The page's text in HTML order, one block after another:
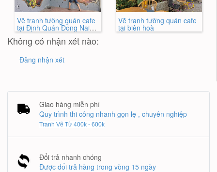
Vẽ tranh tường quán cafe
tại Định Quán Đồng Nai
3D Đẹp Nhất
Vẽ tranh tường quán cafe
tại biên hoà
Không có nhận xét nào:
Đăng nhận xét
Giao hàng miễn phí
Quy trình thi công nhanh gọn lẹ , chuyên nghiệp
Tranh Vẽ Từ 400k - 600k
Đổi trả nhanh chóng
Được đổi trả hàng trong vòng 15 ngày